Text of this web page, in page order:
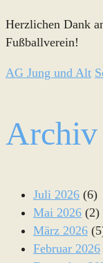
Herzlichen Dank
Fußballverein!
AG Jung und Alt
Archiv
Juli 2026 (6)
Mai 2026 (2)
März 2026
Februar 2026